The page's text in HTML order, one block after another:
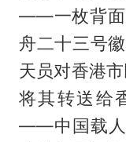
——一枚背面
舟二十三号
天员对香港
将其转送给
——中国载人